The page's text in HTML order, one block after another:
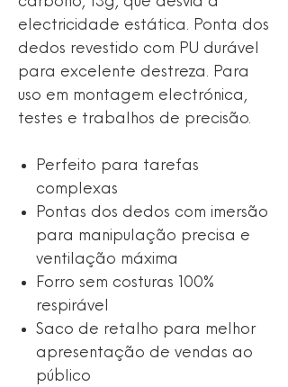
electricidade estática. Ponta dos
dedos revestido com PU durável
para excelente destreza. Para
uso em montagem electrónica,
testes e trabalhos de precisão.
Perfeito para tarefas
complexas
Pontas dos dedos com imersão
para manipulação precisa e
ventilação máxima
Forro sem costuras 100%
respirável
Saco de retalho para melhor
apresentação de vendas ao
público